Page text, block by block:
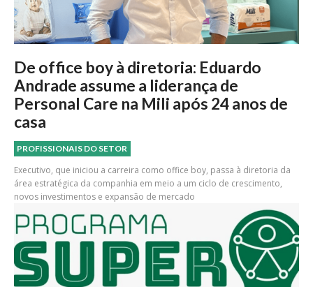
De office boy à diretoria: Eduardo
Andrade assume a liderança de
Personal Care na Mili após 24 anos de
casa
PROFISSIONAIS DO SETOR
Executivo, que iniciou a carreira como office boy, passa à diretoria da
área estratégica da companhia em meio a um ciclo de crescimento,
novos investimentos e expansão de mercado